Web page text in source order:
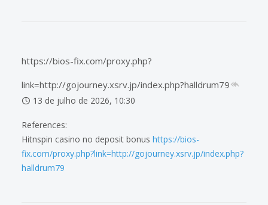
https://bios-fix.com/proxy.php?
link=http://gojourney.xsrv.jp/index.php?halldrum79
13 de julho de 2026, 10:30
References:
Hitnspin casino no deposit bonus https://bios-
fix.com/proxy.php?link=http://gojourney.xsrv.jp/index.php?
halldrum79